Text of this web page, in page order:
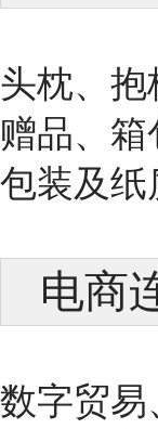
头枕、
赠品、
包装及纸
电商
数字贸